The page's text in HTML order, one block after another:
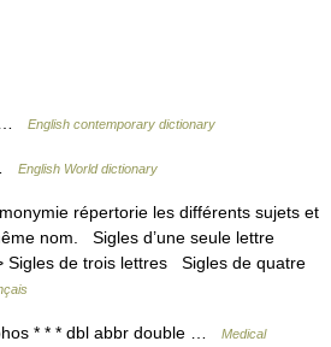
… English contemporary dictionary
English World dictionary
répertorie les différents sujets et
nom. Sigles d’une seule lettre
Sigles de trois lettres Sigles de quatre
* * * dbl abbr double …
Medical